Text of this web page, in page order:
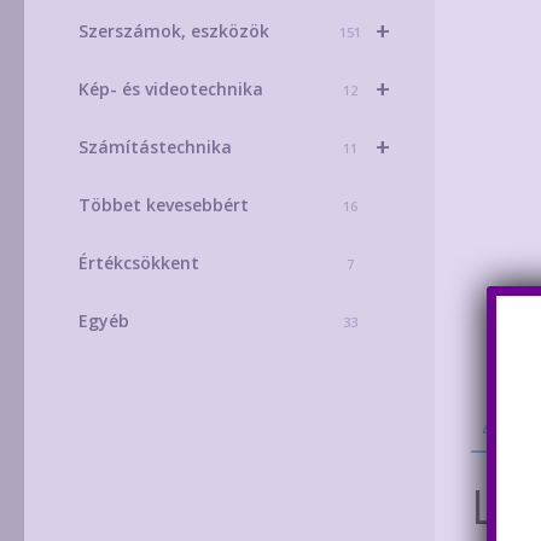
+
Szerszámok, eszközök 151
+
Kép- és videotechnika 12
+
Számítástechnika 11
Többet kevesebbért 16
Értékcsökkent 7
Egyéb 33